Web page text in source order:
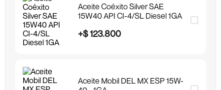
Aceite Coéxito Silver SAE
15W40 API CI-4/SL Diesel 1GA
+$123.800
Aceite Mobil DEL MX ESP 15W-